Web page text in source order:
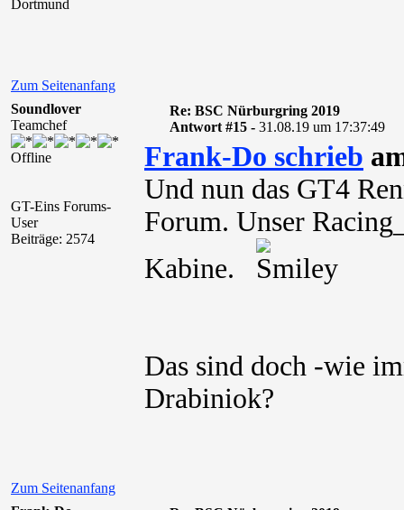
Dortmund
Zum Seitenanfang
Soundlover
Teamchef
Offline
GT-Eins Forums-
User
Beiträge: 2574
Re: BSC Nürburgring 2019
Antwort #15 - 31.08.19 um 17:37:49
Frank-Do schrieb
Und nun das GT4
Forum. Unser
Kabine.
Das sind doch -wie
Drabiniok?
Zum Seitenanfang